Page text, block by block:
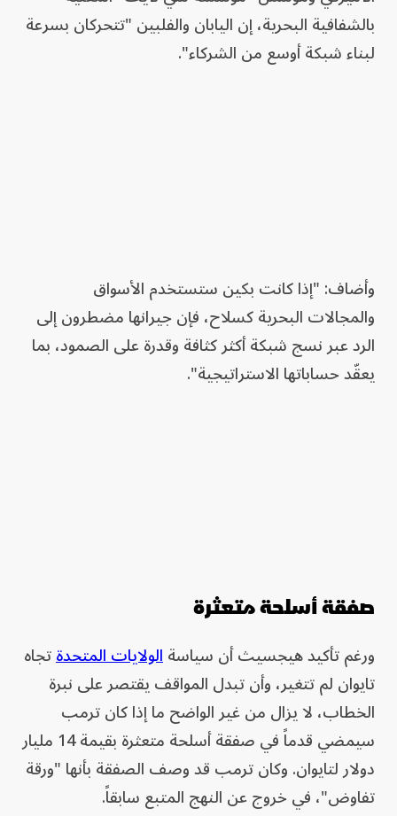
بالشفافية البحرية، إن اليابان والفلبين "تتحركان بسرعة
لبناء شبكة أوسع من الشركاء".
وأضاف: "إذا كانت بكين ستستخدم الأسواق
والمجالات البحرية كسلاح، فإن جيرانها مضطرون إلى
الرد عبر نسج شبكة أكثر كثافة وقدرة على الصمود، بما
يعقّد حساباتها الاستراتيجية".
صفقة أسلحة متعثرة
ورغم تأكيد هيجسيث أن سياسةالولايات المتحدةتجاه
تايوان لم تتغير، وأن تبدل المواقف يقتصر على نبرة
الخطاب، لا يزال من غير الواضح ما إذا كان ترمب
سيمضي قدماً في صفقة أسلحة متعثرة بقيمة 14 مليار
دولار لتايوان. وكان ترمب قد وصف الصفقة بأنها "ورقة
تفاوض"، في خروج عن النهج المتبع سابقاً.